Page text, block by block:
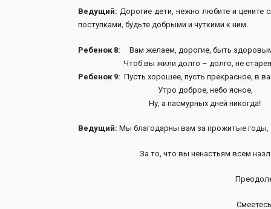
Ведущий: Дорогие дети, нежно любите и цените
поступками, будьте добрыми и чуткими к ним.
Ребенок 8: Вам желаем, дорогие, быть
Чтоб вы жили долго – долго, не старея
Ребенок 9: Пусть хорошее, пусть прекрасное, в
Утро доброе, небо ясное,
Ну, а пасмурных дней никогда!
Ведущий: Мы благодарны вам за прожитые годы,
За то, что вы ненастьям всем